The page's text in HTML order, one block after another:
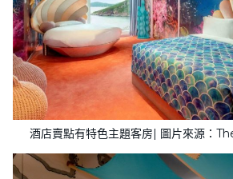
酒店賣點有特色主題客房| 圖片來源：